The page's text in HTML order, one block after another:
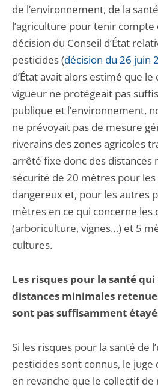
de l’environnement, de la
l’agriculture pour tenir compte
décision du Conseil d’État
pesticides (décision du 26 juin
d’État avait alors estimé que
vigueur ne protégeait pas
publique et l’environnement,
ne prévoyait pas de mesure
riverains des zones agricoles
arrêté fixe donc des distances
sécurité de 20 mètres pour
dangereux et, pour les autres
mètres en ce qui concerne les
(arboriculture, vignes…) et 5
cultures.
Les risques pour la santé
distances minimales
sont pas suffisamment
Si les risques pour la santé de
pesticides sont connus, le
en revanche que le collectif